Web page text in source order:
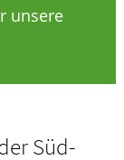
unsere
Süd-